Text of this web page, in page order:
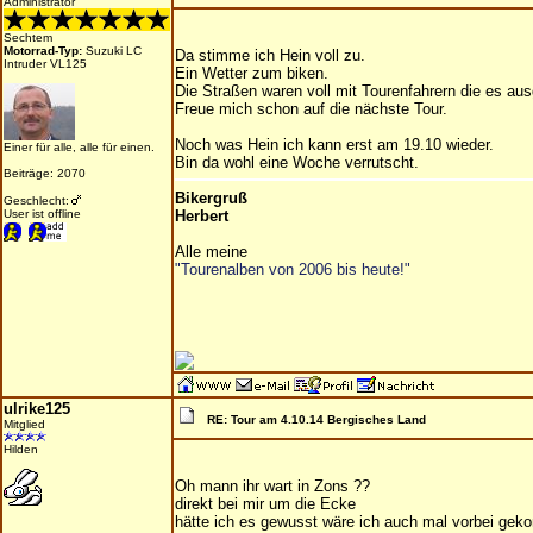
Sechtem
Motorrad-Typ: Suzuki LC
Intruder VL125
Einer für alle, alle für einen.
Beiträge: 2070
Geschlecht:
User ist offline
Da stimme ich Hein voll zu.
Ein Wetter zum biken.
Die Straßen waren voll mit Tourenfahrern die es
Freue mich schon auf die nächste Tour.
Noch was Hein ich kann erst am 19.10 wieder.
Bin da wohl eine Woche verrutscht.
Bikergruß
Herbert
Alle meine
"Tourenalben von 2006 bis heute!"
ulrike125
Mitglied
Hilden
RE: Tour am 4.10.14 Bergisches Land
Oh mann ihr wart in Zons ??
direkt bei mir um die Ecke
hätte ich es gewusst wäre ich auch mal vorbei